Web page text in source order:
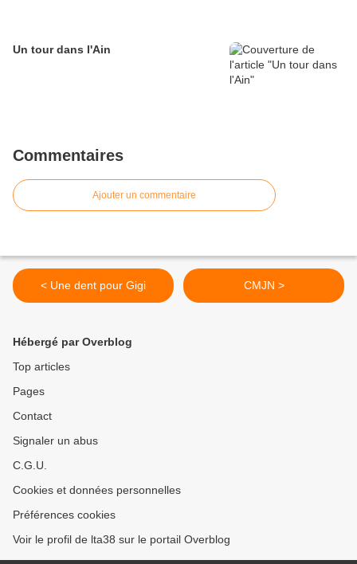
Un tour dans l'Ain
Commentaires
Ajouter un commentaire
< Une dent pour Gigi CMJN >
Hébergé par Overblog
Top articles
Pages
Contact
Signaler un abus
C.G.U.
Cookies et données personnelles
Préférences cookies
Voir le profil de lta38 sur le portail Overblog